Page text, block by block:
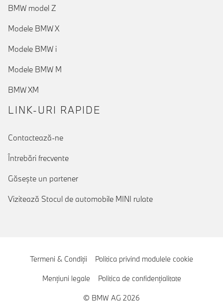
BMW model Z
Modele BMW X
Modele BMW i
Modele BMW M
BMW XM
LINK-URI RAPIDE
Contactează-ne
Întrebări frecvente
Găseşte un partener
Vizitează Stocul de automobile MINI rulate
Termeni & Condiţii Politica privind modulele cookie
Menţiuni legale Politica de confidenţialitate
© BMW AG 2026